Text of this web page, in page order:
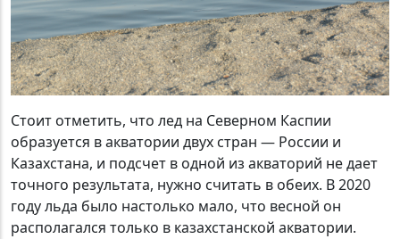
Стоит отметить, что лед на Северном Каспии
образуется в акватории двух стран — России и
Казахстана, и подсчет в одной из акваторий не дает
точного результата, нужно считать в обеих. В 2020
году льда было настолько мало, что весной он
располагался только в казахстанской акватории.